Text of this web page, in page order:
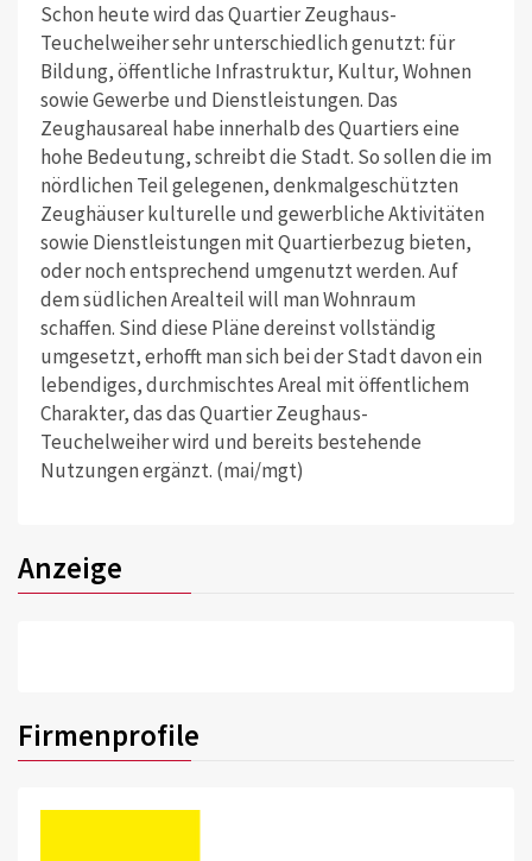
Schon heute wird das Quartier Zeughaus-
Teuchelweiher sehr unterschiedlich genutzt: für
Bildung, öffentliche Infrastruktur, Kultur, Wohnen
sowie Gewerbe und Dienstleistungen. Das
Zeughausareal habe innerhalb des Quartiers eine
hohe Bedeutung, schreibt die Stadt. So sollen die im
nördlichen Teil gelegenen, denkmalgeschützten
Zeughäuser kulturelle und gewerbliche Aktivitäten
sowie Dienstleistungen mit Quartierbezug bieten,
oder noch entsprechend umgenutzt werden. Auf
dem südlichen Arealteil will man Wohnraum
schaffen. Sind diese Pläne dereinst vollständig
umgesetzt, erhofft man sich bei der Stadt davon ein
lebendiges, durchmischtes Areal mit öffentlichem
Charakter, das das Quartier Zeughaus-
Teuchelweiher wird und bereits bestehende
Nutzungen ergänzt. (mai/mgt)
Anzeige
Firmenprofile